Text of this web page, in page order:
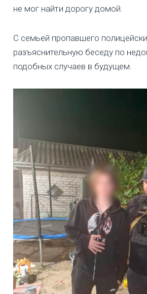
не мог найти дорогу домой.
С семьей пропавшего
разъяснительную беседу по
подобных случаев в будущем.